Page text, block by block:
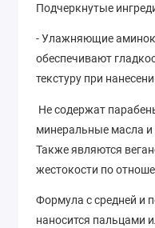
Подчеркнутые
- Улажняющие
обеспечивают
текстуру при
Не содержат
минеральные масла и
Также являются
жестокости по
Формула с средней и
наносится пальцами